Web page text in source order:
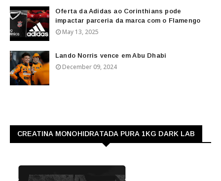
Oferta da Adidas ao Corinthians pode
impactar parceria da marca com o Flamengo
May 13, 2025
Lando Norris vence em Abu Dhabi
December 09, 2024
CREATINA MONOHIDRATADA PURA 1KG DARK LAB